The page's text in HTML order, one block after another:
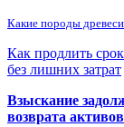
Какие породы
Как продлить
без лишних затрат
Взыскание
возврата активов